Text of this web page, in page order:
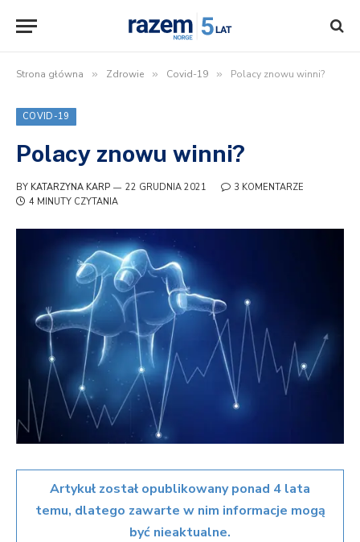
Strona główna » Zdrowie » Covid-19 » Polacy znowu winni?
COVID-19
Polacy znowu winni?
BY KATARZYNA KARP 22 GRUDNIA 2021
3 KOMENTARZE
4 MINUTY CZYTANIA
Artykuł został opublikowany ponad 4 lata
temu, dlatego zawarte w nim informacje mogą
być nieaktualne.